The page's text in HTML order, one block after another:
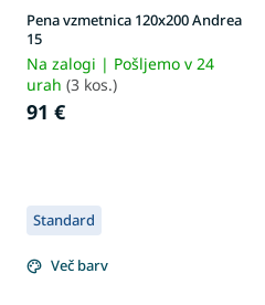
Pena vzmetnica 120x200 Andrea
15
Na zalogi | Pošljemo v 24
urah (3 kos.)
91 €
Standard
Več barv